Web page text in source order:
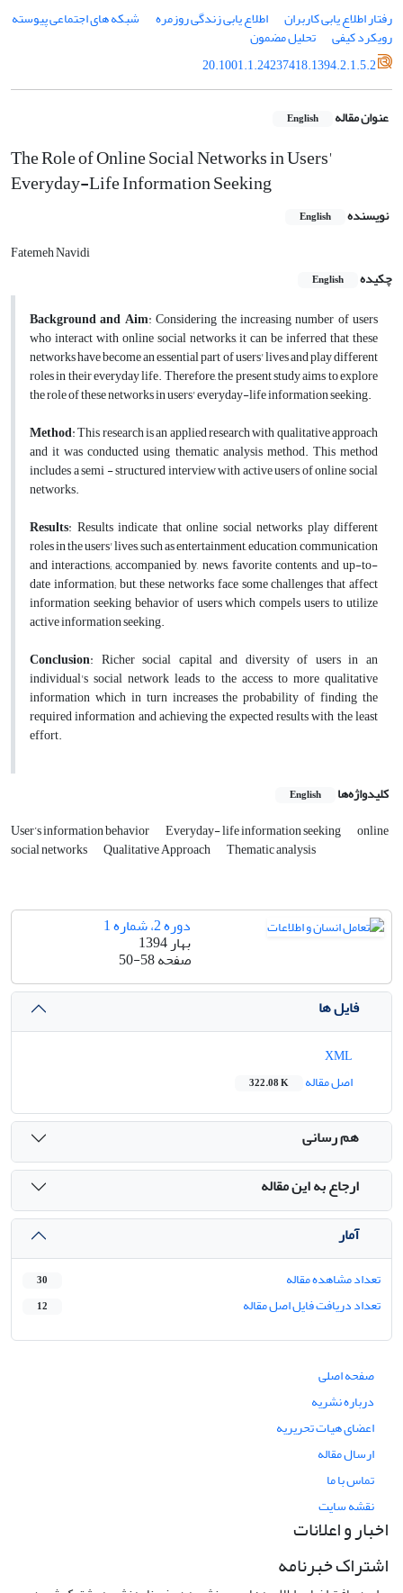
رفتار اطلاع یابی کاربران
اطلاع یابی زندگی روزمره شبکه های اجتماعی پیوسته
رویکرد کیفی
تحلیل مضمون
20.1001.1.24237418.1394.2.1.5.2
عنوان مقاله English
The Role of Online Social Networks in Users'
Everyday-Life Information Seeking
نویسنده English
Fatemeh Navidi
چکیده
English
Background and Aim: Considering the increasing number of users
who interact with online social networks, it can be inferred that these
networks have become an essential part of users' lives and play different
roles in their everyday life. Therefore, the present study aims to explore
the role of these networks in users' everyday-life information seeking.
Method: This research is an applied research with qualitative approach
and it was conducted using thematic analysis method. This method
includes a semi - structured interview with active users of online social
networks.
Results: Results indicate that online social networks play different
roles in the users' lives, such as entertainment, education, communication
and interactions; accompanied by, news, favorite contents, and up-to-
date information; but, these networks face some challenges that affect
information seeking behavior of users which compels users to utilize
active information seeking.
Conclusion: Richer social capital and diversity of users in an
individual's social network leads to the access to more qualitative
information which in turn increases the probability of finding the
required information and achieving the expected results with the least
effort.
کلیدواژه‌ها English
User’s information behavior Everyday- life information seeking online
social networks Qualitative Approach Thematic analysis
دوره 2، شماره 1
بهار 1394
صفحه50-58
فایل ها
اصل مقاله
322.08 K
هم رسانی
ارجاع به این مقاله
آمار
تعداد مشاهده مقاله 30
تعداد دریافت فایل اصل مقاله 12
صفحه اصلی
درباره نشریه
اعضای هیات تحریریه
ارسال مقاله
تماس با ما
نقشه سایت
اخبار و اعلانات
اشتراک خبرنامه